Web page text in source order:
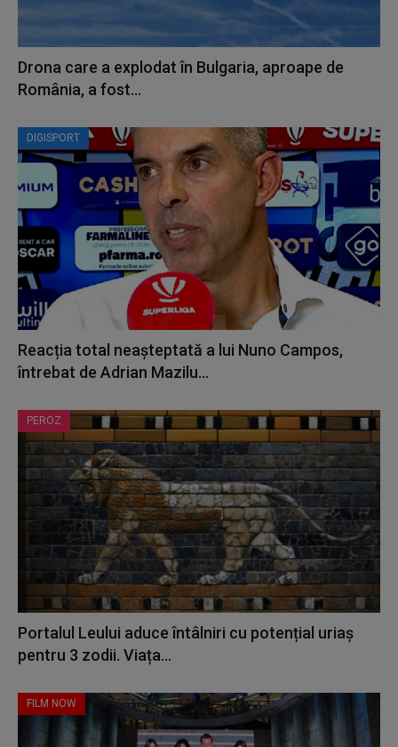
Drona care a explodat în Bulgaria, aproape de
România, a fost...
DIGISPORT
Reacția total neașteptată a lui Nuno Campos,
întrebat de Adrian Mazilu...
PEROZ
Portalul Leului aduce întâlniri cu potențial uriaș
pentru 3 zodii. Viața...
FILM NOW